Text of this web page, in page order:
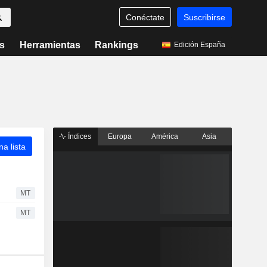
Conéctate Suscribirse
Herramientas Rankings Edición España
lista
MT
MT
Índices Europa América Asia